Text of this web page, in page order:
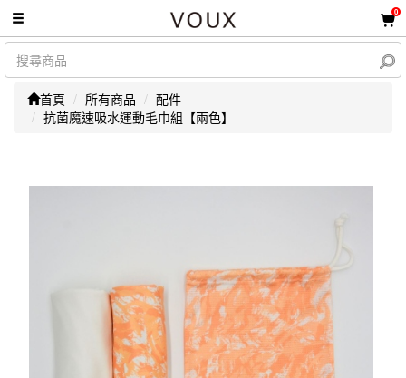
0
首頁 所有商品
配件
抗菌魔速吸水運動毛巾組【兩色】